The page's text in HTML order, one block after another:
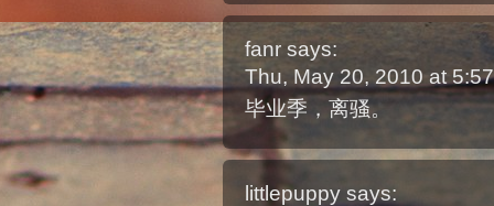
fanr says:
Thu, May 20, 2010 at
毕业季，离骚。
littlepuppy says: